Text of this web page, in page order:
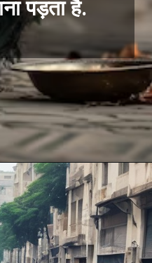
पड़ता है.